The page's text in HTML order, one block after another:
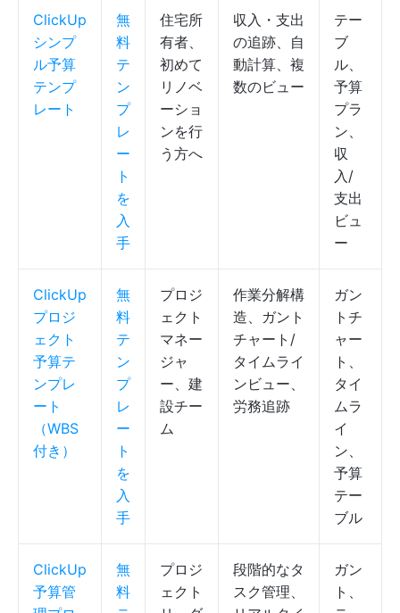
ClickUp
シンプ
ル予算
テンプ
レート
無
料
テ
ン
プ
レ
ー
ト
を
入
手
住宅所
有者、
初めて
リノベ
ーショ
ンを行
う方へ
収入・支出
の追跡、自
動計算、複
数のビュー
テー
ブ
ル、
予算
プラ
ン、
収
入/
支出
ビュ
ー
ClickUp
プロジ
ェクト
予算テ
ンプレ
ート
（WBS
付き）
無
料
テ
ン
プ
レ
ー
ト
を
入
手
プロジ
ェクト
マネー
ジャ
ー、建
設チー
ム
作業分解構
造、ガント
チャート/
タイムライ
ンビュー、
労務追跡
ガン
トチ
ャー
ト、
タイ
ムラ
イ
ン、
予算
テー
ブル
ClickUp
予算管
無
料
プロジ
ェクト
段階的なタ
スク管理、
ガン
ト、